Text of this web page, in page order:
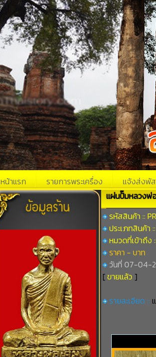
หน้าแรก รายการพระเครื่อง แจ้งส่งพั
แผ่นปั๊มหลวง
รหัสสินค้า ::
ประเภทสินค้า
หมวดที่เข้าถึง
ราคา - บาท
วันที่ 07-04-
[ขายแล้ว ]
รายละเอียด ::